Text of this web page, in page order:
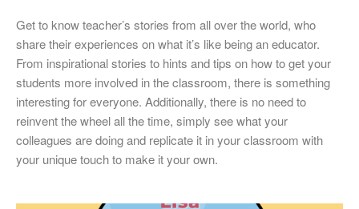
Get to know teacher’s stories from all over the world, who
share their experiences on what it’s like being an educator.
From inspirational stories to hints and tips on how to get your
students more involved in the classroom, there is something
interesting for everyone. Additionally, there is no need to
reinvent the wheel all the time, simply see what your
colleagues are doing and replicate it in your classroom with
your unique touch to make it your own.